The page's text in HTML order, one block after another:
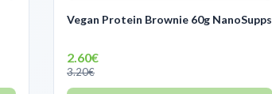
Vegan Protein Brownie 60g NanoSupps
2.60€
3.20€